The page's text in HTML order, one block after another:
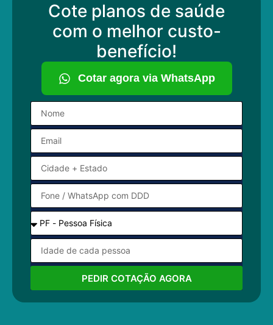
Cote planos de saúde
com o melhor custo-
benefício!
Cotar agora via WhatsApp
PEDIR COTAÇÃO AGORA